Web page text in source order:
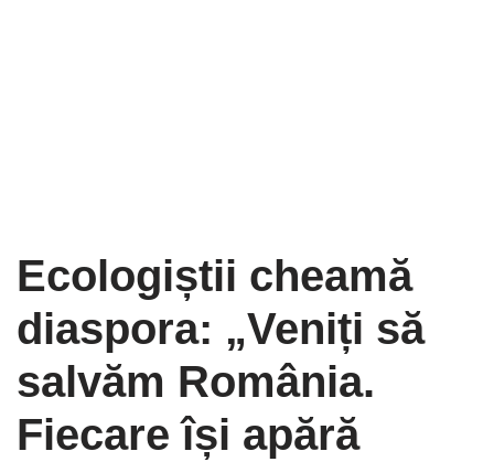
Ecologiștii cheamă
diaspora: „Veniți să
salvăm România.
Fiecare își apără